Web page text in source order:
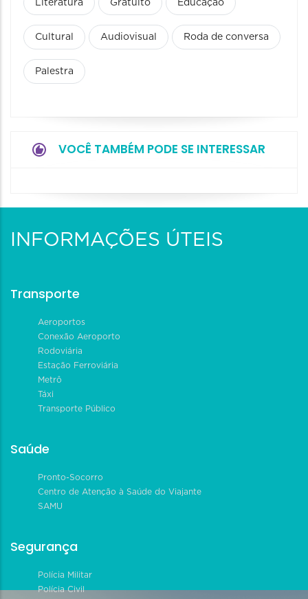
Literatura Gratuito Educação
Cultural Audiovisual Roda de conversa
Palestra
VOCÊ TAMBÉM PODE SE INTERESSAR
INFORMAÇÕES ÚTEIS
Transporte
Aeroportos
Conexão Aeroporto
Rodoviária
Estação Ferroviária
Metrô
Táxi
Transporte Público
Saúde
Pronto-Socorro
Centro de Atenção à Saúde do Viajante
SAMU
Segurança
Polícia Militar
Polícia Civil